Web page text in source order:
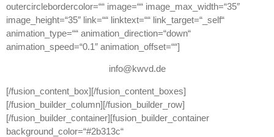
outercirclebordercolor=““ image=““ image_max_width=“35″
image_height=“35″ link=““ linktext=““ link_target=“_self“
animation_type=““ animation_direction=“down“
animation_speed=“0.1″ animation_offset=““]
info@kwvd.de
[/fusion_content_box][/fusion_content_boxes]
[/fusion_builder_column][/fusion_builder_row]
[/fusion_builder_container][fusion_builder_container
background_color=“#2b313c“